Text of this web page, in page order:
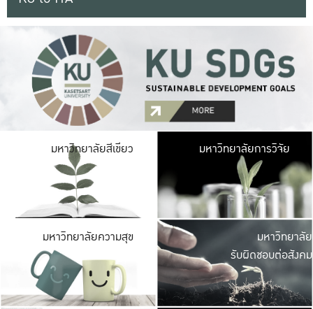
มหาวิทยาลัยสีเขียว มหาวิ
มีพื้นที่เขียวสดใส
เป็นป่าในเมือง เกษต
มหาวิทยาลัยการวิจัย
มหาวิทยาลัยความสุข มหาวิ
ค
เปิดประ
และพบเรื่องราวใ
มหาวิทยาลัย
รับผิดชอบต่อสังคม